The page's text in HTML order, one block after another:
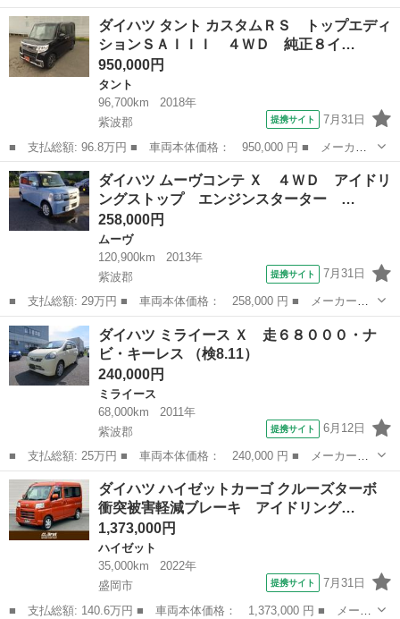
ー名： ダイハツ ■ 車種名： ムーヴキャンバス ■ グレード
名： Ｘリミテッド ＳＡＩＩＩ ４ＷＤ／純正ディスプレイオーデ
ィオ／両側電...
岩手 盛岡市 ダイハツ
ダイハツ タント カスタムＲＳ トップエディ
ションＳＡＩＩＩ ４ＷＤ 純正８イ…
950,000円
タント
96,700km
2018年
紫波郡
提携サイト 7月31日
■ 支払総額: 96.8万円 ■ 車両本体価格： 950,000 円 ■ メーカー
名： ダイハツ ■ 車種名： タント ■ グレード名： カスタムＲ
Ｓ トップエディションＳＡＩＩＩ ４ＷＤ 純正８インチナビ Ｔ
Ｖ 全方位カ...
岩手 紫波郡 タント
ダイハツ ムーヴコンテ Ｘ ４ＷＤ アイドリ
ングストップ エンジンスターター …
258,000円
ムーヴ
120,900km
2013年
紫波郡
提携サイト 7月31日
■ 支払総額: 29万円 ■ 車両本体価格： 258,000 円 ■ メーカー
名： ダイハツ ■ 車種名： ムーヴコンテ ■ グレード名： Ｘ
４ＷＤ アイドリングストップ エンジンスターター スマートキー
■ 排気量： ...
岩手 紫波郡 ムーヴ
ダイハツ ミライース Ｘ 走６８０００・ナ
ビ・キーレス （検8.11）
240,000円
ミライース
68,000km
2011年
紫波郡
提携サイト 6月12日
■ 支払総額: 25万円 ■ 車両本体価格： 240,000 円 ■ メーカー
名： ダイハツ ■ 車種名： ミライース ■ グレード名： Ｘ 走
６８０００・ナビ・キーレス ■ 排気量： 660cc ■ ドア枚数：
5D ■...
岩手 紫波郡 ミライース
ダイハツ ハイゼットカーゴ クルーズターボ
衝突被害軽減ブレーキ アイドリング…
1,373,000円
ハイゼット
35,000km
2022年
盛岡市
提携サイト 7月31日
■ 支払総額: 140.6万円 ■ 車両本体価格： 1,373,000 円 ■ メーカ